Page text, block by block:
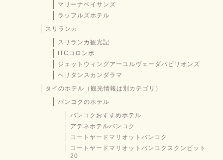
マリーナベイサンズ
ラッフルズホテル
スリランカ
スリランカ観光記
ITCコロンボ
ジェットウィングアーユルヴェーダパビリオンズ
ヘリタンスカンダラマ
タイのホテル（観光情報は別カテゴリ）
バンコクのホテル
バンコクおすすめホテル
アテネホテルバンコク
コートヤードマリオットバンコク
コートヤードマリオットバンコクスクンビット
20